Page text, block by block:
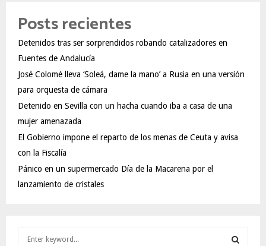
Posts recientes
Detenidos tras ser sorprendidos robando catalizadores en
Fuentes de Andalucía
José Colomé lleva ‘Soleá, dame la mano’ a Rusia en una versión
para orquesta de cámara
Detenido en Sevilla con un hacha cuando iba a casa de una
mujer amenazada
El Gobierno impone el reparto de los menas de Ceuta y avisa
con la Fiscalía
Pánico en un supermercado Día de la Macarena por el
lanzamiento de cristales